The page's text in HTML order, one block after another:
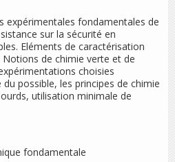
expérimentales fondamentales de
sur la sécurité en
Eléments de caractérisation
de chimie verte et de
choisies
possible, les principes de chimie
utilisation minimale de
fondamentale